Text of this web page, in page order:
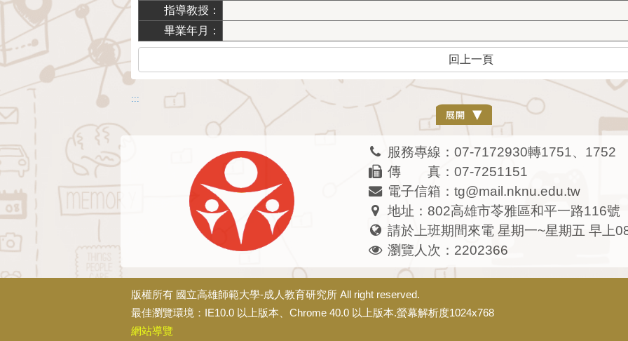
指導教授：
畢業年月：
回上一頁
:::
服務專線：07-7172930轉1751、1752
傳 真：07-7251151
電子信箱：tg@mail.nknu.edu.tw
地址：802高雄市苓雅區和平一路116號
請於上班期間來電 星期一~星期五 早上
瀏覽人次：2202366
版權所有 國立高雄師範大學-成人教育研究所 All right reserved.
最佳瀏覽環境：IE10.0 以上版本、Chrome 40.0 以上版本.螢幕解析度1024x768
網站導覽